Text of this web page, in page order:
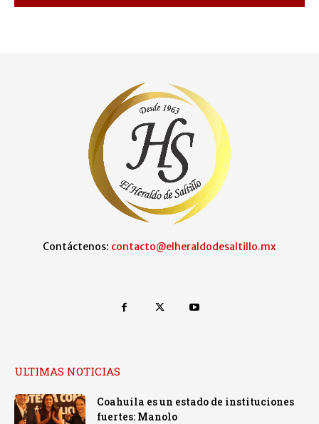
Contáctenos: contacto@elheraldodesaltillo.mx
ULTIMAS NOTICIAS
Coahuila es un estado de instituciones
fuertes: Manolo